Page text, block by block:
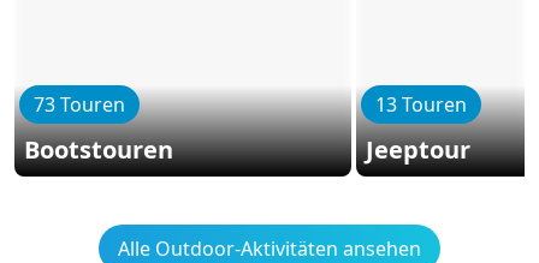
73 Touren
Bootstouren
13 Touren
Jeeptour
Alle Outdoor-Aktivitäten ansehen